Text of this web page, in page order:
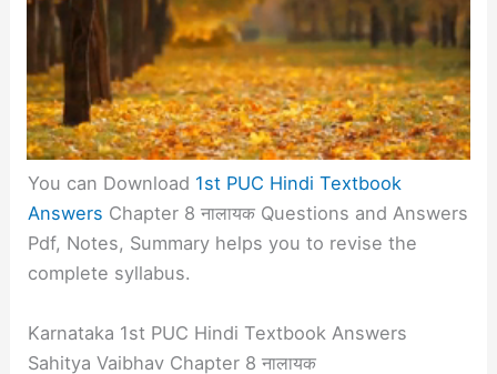
You can Download 1st PUC Hindi Textbook
Answers Chapter 8 नालायक Questions and Answers
Pdf, Notes, Summary helps you to revise the
complete syllabus.
Karnataka 1st PUC Hindi Textbook Answers
Sahitya Vaibhav Chapter 8 नालायक